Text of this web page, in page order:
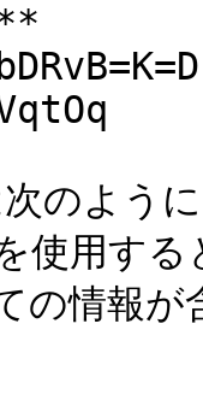
ように
使用す
の情報が